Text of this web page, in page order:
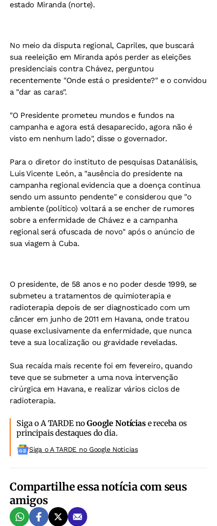
estado Miranda (norte).
No meio da disputa regional, Capriles, que buscará
sua reeleição em Miranda após perder as eleições
presidenciais contra Chávez, perguntou
recentemente "Onde está o presidente?" e o convidou
a "dar as caras".
"O Presidente prometeu mundos e fundos na
campanha e agora está desaparecido, agora não é
visto em nenhum lado", disse o governador.
Para o diretor do instituto de pesquisas Datanálisis,
Luis Vicente León, a "ausência do presidente na
campanha regional evidencia que a doença continua
sendo um assunto pendente" e considerou que "o
ambiente (político) voltará a se encher de rumores
sobre a enfermidade de Chávez e a campanha
regional será ofuscada de novo" após o anúncio de
sua viagem à Cuba.
O presidente, de 58 anos e no poder desde 1999, se
submeteu a tratamentos de quimioterapia e
radioterapia depois de ser diagnosticado com um
câncer em junho de 2011 em Havana, onde tratou
quase exclusivamente da enfermidade, que nunca
teve a sua localização ou gravidade reveladas.
Sua recaída mais recente foi em fevereiro, quando
teve que se submeter a uma nova intervenção
cirúrgica em Havana, e realizar vários ciclos de
radioterapia.
Siga o A TARDE noGoogle Notíciase receba os
principais destaques do dia.
Siga o A TARDE no Google Noticias
Compartilhe essa notícia com seus
amigos